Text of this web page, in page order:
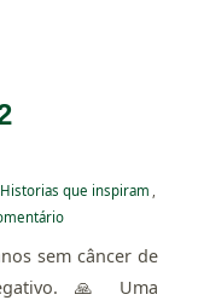
Historias que inspiram ,
sem câncer de
🙏 Uma